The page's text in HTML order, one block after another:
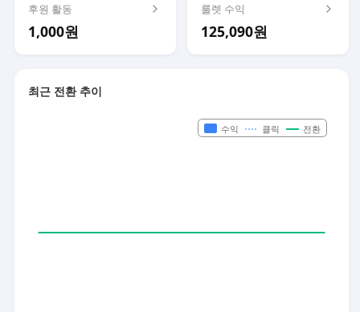
후원 활동
1,000원
룰렛 수익
125,090원
최근 전환 추이